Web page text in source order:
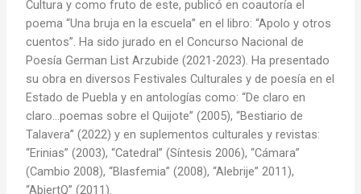
Cultura y como fruto de este, publicó en coautoría el
poema “Una bruja en la escuela” en el libro: “Apolo y otros
cuentos”. Ha sido jurado en el Concurso Nacional de
Poesía German List Arzubide (2021-2023). Ha presentado
su obra en diversos Festivales Culturales y de poesía en el
Estado de Puebla y en antologías como: “De claro en
claro…poemas sobre el Quijote” (2005), “Bestiario de
Talavera” (2022) y en suplementos culturales y revistas:
“Erinias” (2003), “Catedral” (Síntesis 2006), “Cámara”
(Cambio 2008), “Blasfemia” (2008), “Alebrije” 2011),
“AbiertQ” (2011).